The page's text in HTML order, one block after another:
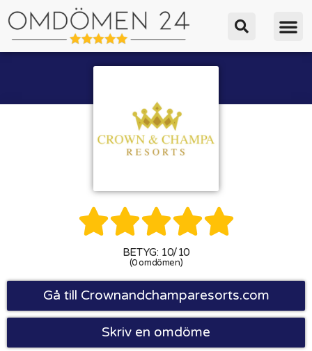

BETYG: 10/10
(0 omdömen)
Gå till Crownandchamparesorts.com
Skriv en omdöme